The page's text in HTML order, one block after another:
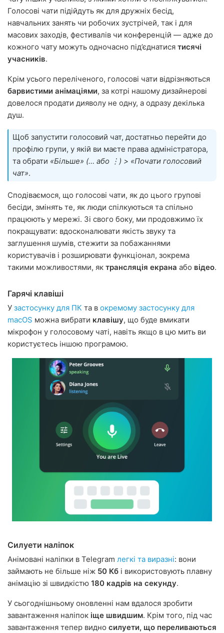
Голосові чати підійдуть як для дружніх бесід,
навчальних занять чи робочих зустрічей, так і для
масових заходів, фестивалів чи конференцій — адже до
кожного чату можуть одночасно під’єднатися тисячі
учасників.
Крім усього переліченого, голосові чати відрізняються
барвистими анімаціями, за котрі нашому дизайнерові
довелося продати дияволу не одну, а одразу декілька
душ.
Щоб запустити голосовий чат, достатньо перейти до
профілю групи, у якій ви маєте права адміністратора,
та обрати «Більше» (… або ⋮) > «Почати голосовий
чат».
Сподіваємося, що голосові чати, як до цього групові
бесіди, змінять те, як люди спілкуються та спільно
працюють у мережі. Зі свого боку, ми продовжимо їх
покращувати: вдосконалювати якість звуку та
заглушення шумів, стежити за побажаннями
користувачів і розширювати функціонал, зокрема
такими можливостями, як трансляція екрана або відео.
Гарячі клавіші
У застосунку для ПК та в окремому застосунку для
macOS можна вибрати клавішу, що буде вмикати
мікрофон у голосовому чаті, навіть якщо в цю мить ви
користуєтесь іншою програмою.
Силуети наліпок
Анімовані наліпки в Telegram легкі та виразні: вони
займають не більше ніж 50 Кб і використовують плавну
анімацію зі швидкістю 180 кадрів на секунду.
У сьогоднішньому оновленні нам вдалося зробити
завантаження наліпок іще швидшим. Крім того, під час
завантаження тепер видно силуети, що переливаються